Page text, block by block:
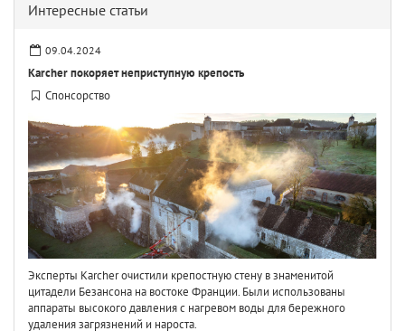
Интересные статьи
09.04.2024
Karcher покоряет неприступную крепость
Спонсорство
Эксперты Karcher очистили крепостную стену в знаменитой
цитадели Безансона на востоке Франции. Были использованы
аппараты высокого давления с нагревом воды для бережного
удаления загрязнений и нароста.